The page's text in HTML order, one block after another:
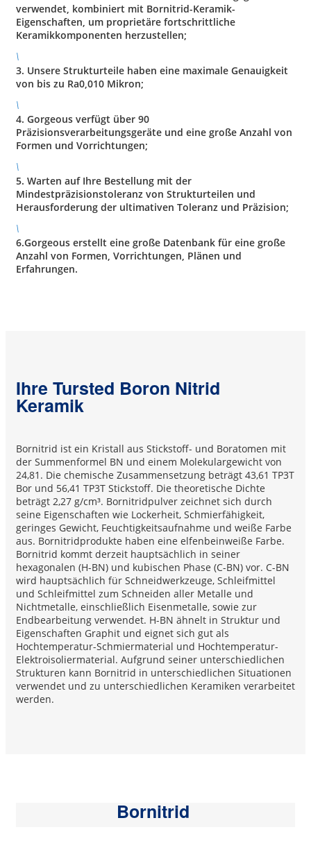
verwendet, kombiniert mit Bornitrid-Keramik-
Eigenschaften, um proprietäre fortschrittliche
Keramikkomponenten herzustellen;
\
3. Unsere Strukturteile haben eine maximale Genauigkeit
von bis zu Ra0,010 Mikron;
\
4. Gorgeous verfügt über 90
Präzisionsverarbeitungsgeräte und eine große Anzahl von
Formen und Vorrichtungen;
\
5. Warten auf Ihre Bestellung mit der
Mindestpräzisionstoleranz von Strukturteilen und
Herausforderung der ultimativen Toleranz und Präzision;
\
6.Gorgeous erstellt eine große Datenbank für eine große
Anzahl von Formen, Vorrichtungen, Plänen und
Erfahrungen.
Ihre Tursted Boron Nitrid
Keramik
Bornitrid ist ein Kristall aus Stickstoff- und Boratomen mit
der Summenformel BN und einem Molekulargewicht von
24,81. Die chemische Zusammensetzung beträgt 43,61 TP3T
Bor und 56,41 TP3T Stickstoff. Die theoretische Dichte
beträgt 2,27 g/cm³. Bornitridpulver zeichnet sich durch
seine Eigenschaften wie Lockerheit, Schmierfähigkeit,
geringes Gewicht, Feuchtigkeitsaufnahme und weiße Farbe
aus. Bornitridprodukte haben eine elfenbeinweiße Farbe.
Bornitrid kommt derzeit hauptsächlich in seiner
hexagonalen (H-BN) und kubischen Phase (C-BN) vor. C-BN
wird hauptsächlich für Schneidwerkzeuge, Schleifmittel
und Schleifmittel zum Schneiden aller Metalle und
Nichtmetalle, einschließlich Eisenmetalle, sowie zur
Endbearbeitung verwendet. H-BN ähnelt in Struktur und
Eigenschaften Graphit und eignet sich gut als
Hochtemperatur-Schmiermaterial und Hochtemperatur-
Elektroisoliermaterial. Aufgrund seiner unterschiedlichen
Strukturen kann Bornitrid in unterschiedlichen Situationen
verwendet und zu unterschiedlichen Keramiken verarbeitet
werden.
Bornitrid